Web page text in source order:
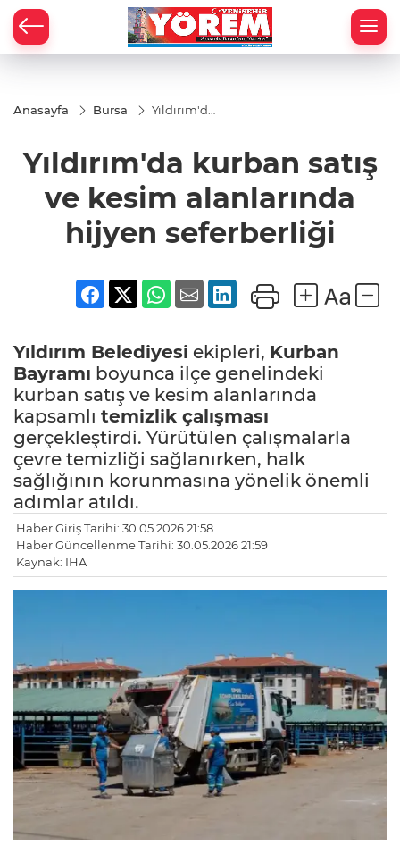
Anasayfa Bursa
Yıldırım'da
kesim
alanlarında
seferberliği
Yıldırım'da kurban satış
ve kesim alanlarında
hijyen seferberliği
Yıldırım Belediyesi ekipleri, Kurban
Bayramı boyunca ilçe genelindeki
kurban satış ve kesim alanlarında
kapsamlı temizlik çalışması
gerçekleştirdi. Yürütülen çalışmalarla
çevre temizliği sağlanırken, halk
sağlığının korunmasına yönelik önemli
adımlar atıldı.
Haber Giriş Tarihi: 30.05.2026 21:58
Haber Güncellenme Tarihi: 30.05.2026 21:59
Kaynak: İHA